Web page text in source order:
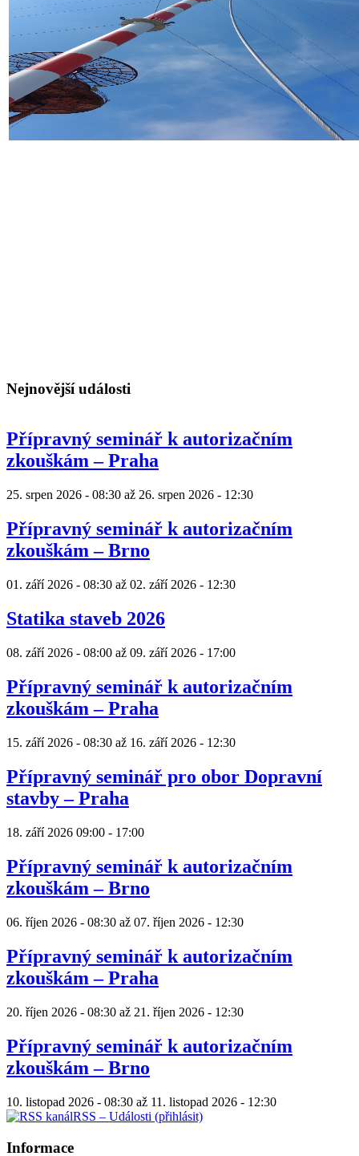
Nejnovější události
Přípravný seminář k autorizačním
zkouškám – Praha
25. srpen 2026 - 08:30 až 26. srpen 2026 - 12:30
Přípravný seminář k autorizačním
zkouškám – Brno
01. září 2026 - 08:30 až 02. září 2026 - 12:30
Statika staveb 2026
08. září 2026 - 08:00 až 09. září 2026 - 17:00
Přípravný seminář k autorizačním
zkouškám – Praha
15. září 2026 - 08:30 až 16. září 2026 - 12:30
Přípravný seminář pro obor Dopravní
stavby – Praha
18. září 2026 09:00 - 17:00
Přípravný seminář k autorizačním
zkouškám – Brno
06. říjen 2026 - 08:30 až 07. říjen 2026 - 12:30
Přípravný seminář k autorizačním
zkouškám – Praha
20. říjen 2026 - 08:30 až 21. říjen 2026 - 12:30
Přípravný seminář k autorizačním
zkouškám – Brno
10. listopad 2026 - 08:30 až 11. listopad 2026 - 12:30
RSS – Události (přihlásit)
Informace